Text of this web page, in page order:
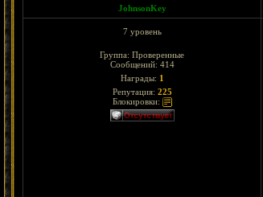
JohnsonKey
7 уровень
Группа: Проверенные
Сообщений: 414
Награды: 1
Репутация: 225
Блокировки: